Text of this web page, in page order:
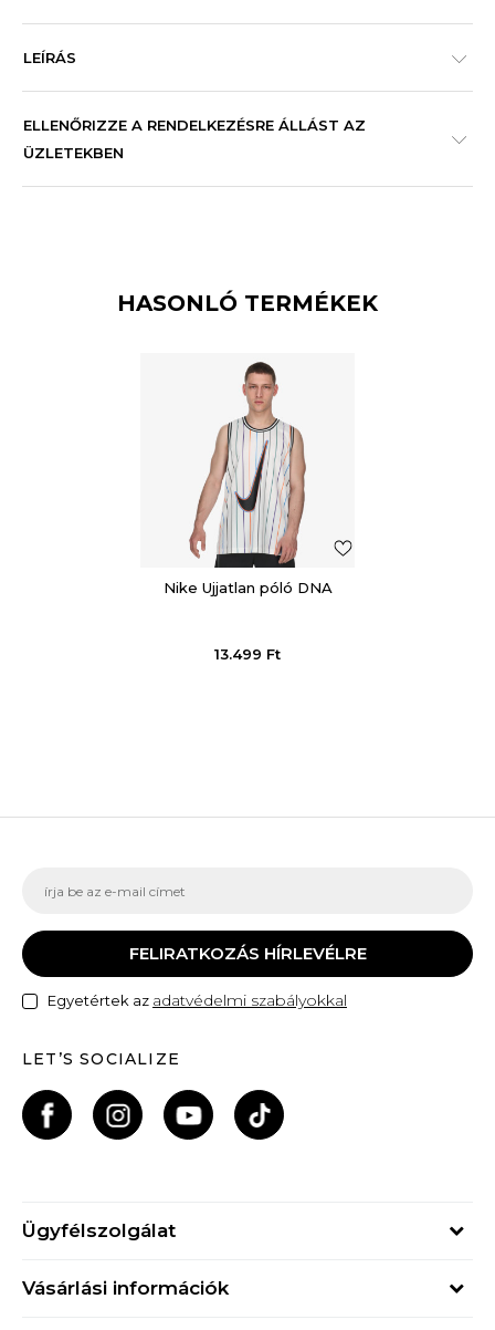
LEÍRÁS
ELLENŐRIZZE A RENDELKEZÉSRE ÁLLÁST AZ
ÜZLETEKBEN
HASONLÓ TERMÉKEK
Nike Ujjatlan póló DNA
13.499 Ft
FELIRATKOZÁS HÍRLEVÉLRE
Egyetértek az adatvédelmi szabályokkal
LET’S SOCIALIZE
Ügyfélszolgálat
Vásárlási információk